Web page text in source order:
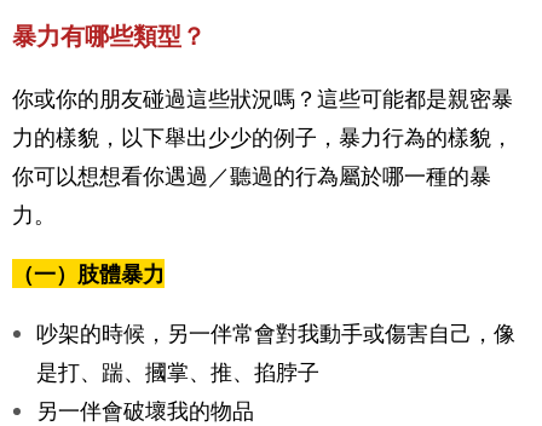
好文報報
關係急診室
暴力有哪些類型？
你或你的朋友碰過這些狀況嗎？這些可能都是親密暴
力的樣貌，以下舉出少少的例子，暴力行為的樣貌，
你可以想想看你遇過／聽過的行為屬於哪一種的暴
力。
（一）肢體暴力
吵架的時候，另一伴常會對我動手或傷害自己，像
是打、踹、摑掌、推、掐脖子
另一伴會破壞我的物品